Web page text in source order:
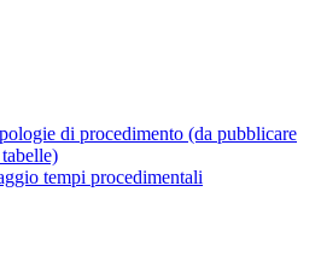
di procedimento (da pubblicare
tempi procedimentali